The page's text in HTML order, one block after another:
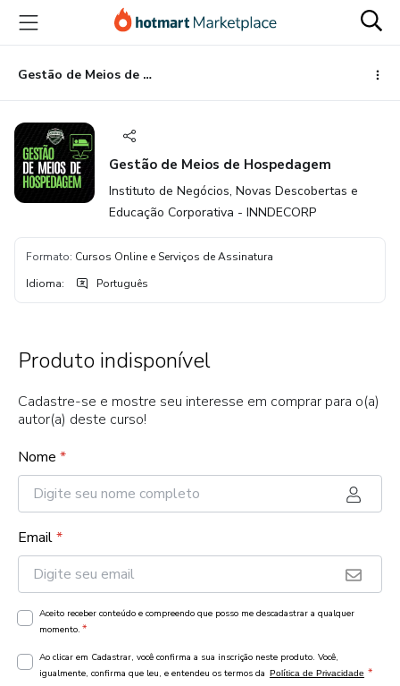
para
conteúdo
principal
para
pagamento
para
rodapé
Gestão de Meios de Hospedagem
Gestão de Meios de Hospedagem
Instituto de Negócios, Novas Descobertas e
Educação Corporativa - INNDECORP
Formato: Cursos Online e Serviços de Assinatura
Idioma: Português
Produto indisponível
Cadastre-se e mostre seu interesse em comprar para o(a)
autor(a) deste curso!
Nome *
Email*
Aceito receber conteúdo e compreendo que posso me descadastrar a qualquer
momento. *
Ao clicar em Cadastrar, você confirma a sua inscrição neste produto. Você,
igualmente, confirma que leu, e entendeu os termos da Política de Privacidade *